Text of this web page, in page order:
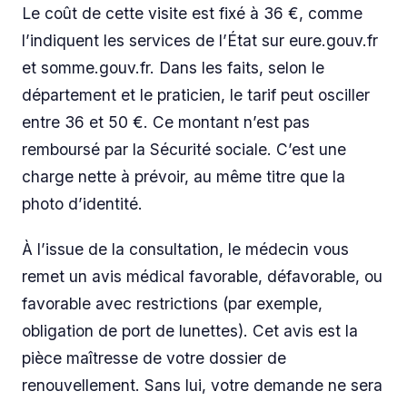
Le coût de cette visite est fixé à 36 €, comme
l’indiquent les services de l’État sur eure.gouv.fr
et somme.gouv.fr. Dans les faits, selon le
département et le praticien, le tarif peut osciller
entre 36 et 50 €. Ce montant n’est pas
remboursé par la Sécurité sociale. C’est une
charge nette à prévoir, au même titre que la
photo d’identité.
À l’issue de la consultation, le médecin vous
remet un avis médical favorable, défavorable, ou
favorable avec restrictions (par exemple,
obligation de port de lunettes). Cet avis est la
pièce maîtresse de votre dossier de
renouvellement. Sans lui, votre demande ne sera